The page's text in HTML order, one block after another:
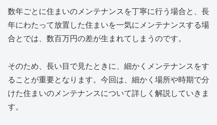
数年ごとに住まいのメンテナンスを丁寧に行う場合と、長
年にわたって放置した住まいを一気にメンテナンスする場
合とでは、数百万円の差が生まれてしまうのです。
そのため、長い目で見たときに、細かくメンテナンスをす
ることが重要となります。今回は、細かく場所や時期で分
けた住まいのメンテナンスについて詳しく解説していきま
す。